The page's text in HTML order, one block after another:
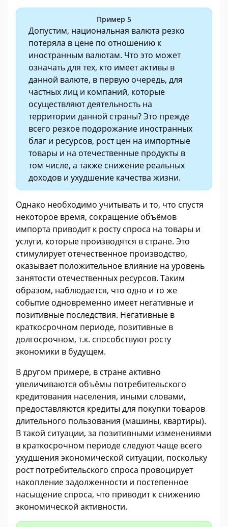
Пример 5
Допустим, национальная валюта резко
потеряла в цене по отношению к
иностранным валютам. Что это может
означать для тех, кто имеет активы в
данной валюте, в первую очередь, для
частных лиц и компаний, которые
осуществляют деятельность на
территории данной страны? Это прежде
всего резкое подорожание иностранных
благ и ресурсов, рост цен на импортные
товары и на отечественные продукты в
том числе, а также снижение реальных
доходов и ухудшение качества жизни.
Однако необходимо учитывать и то, что спустя
некоторое время, сокращение объёмов
импорта приводит к росту спроса на товары и
услуги, которые производятся в стране. Это
стимулирует отечественное производство,
оказывает положительное влияние на уровень
занятости отечественных ресурсов. Таким
образом, наблюдается, что одно и то же
событие одновременно имеет негативные и
позитивные последствия. Негативные в
краткосрочном периоде, позитивные в
долгосрочном, т.к. способствуют росту
экономики в будущем.
В другом примере, в стране активно
увеличиваются объёмы потребительского
кредитования населения, иными словами,
предоставляются кредиты для покупки товаров
длительного пользования (машины, квартиры).
В такой ситуации, за позитивными изменениями
в краткосрочном периоде следуют чаще всего
ухудшения экономической ситуации, поскольку
рост потребительского спроса провоцирует
накопление задолженности и постепенное
насыщение спроса, что приводит к снижению
экономической активности.